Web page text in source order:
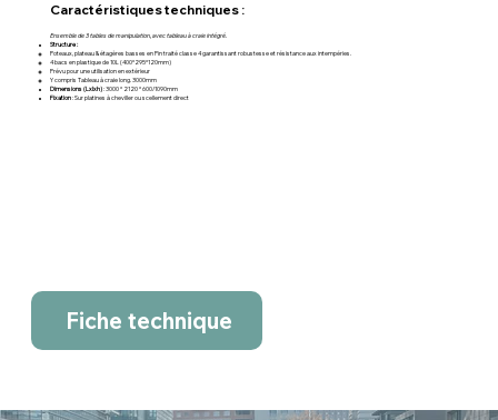
Caractéristiques techniques :
Ensemble de 3 tables de manipulation, avec tableau à craie intégré.
Structure :
Poteaux, plateau & étagères basses en Pin traité classe 4 garantissant robustesse et résistance aux intempéries.
4 bacs en plastique de 10L (400*295*120mm)
Prévu pour une utilisation en extérieur
Y compris Tableau à craie long. 3000mm
Dimensions (Lxlxh): 3000 * 2120 * 600/1090mm
Fixation: Sur platines à cheviller ou scellement direct
Fiche technique